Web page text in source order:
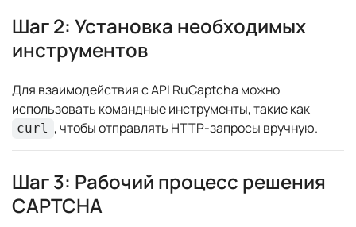
Шаг 2: Установка необходимых
инструментов
Для взаимодействия с API RuCaptcha можно
использовать командные инструменты, такие как
curl , чтобы отправлять HTTP-запросы вручную.
Шаг 3: Рабочий процесс решения
CAPTCHA